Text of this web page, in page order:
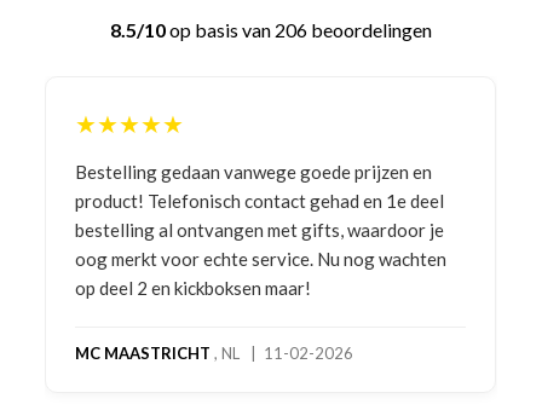
8.5/10op basis van 206 beoordelingen
★★★★★
Bestelling gedaan vanwege goede prijzen en
product! Telefonisch contact gehad en 1e deel
bestelling al ontvangen met gifts, waardoor je
oog merkt voor echte service. Nu nog wachten
op deel 2 en kickboksen maar!
MC MAASTRICHT , NL | 11-02-2026